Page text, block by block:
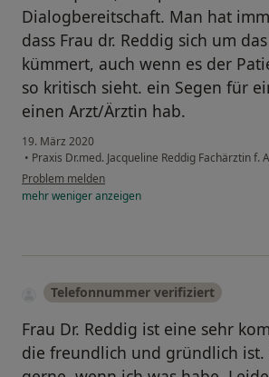
Dialogbereitschaft. Man hat
dass Frau dr. Reddig sich um
kümmert, auch wenn es der
so kritisch sieht. ein Segen für
einen Arzt/Ärztin hab.
19. März 2020
• Praxis Dr.med. Jacqueline Reddig Fachärztin f.
Problem melden
mehrwenigeranzeigen
Telefonnummer verifiziert
Frau Dr. Reddig ist eine sehr
die freundlich und gründlich ist.